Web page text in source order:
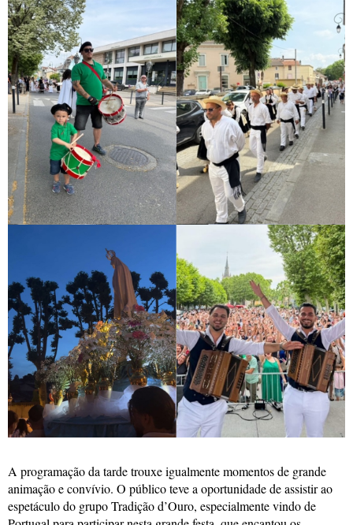
A programação da tarde trouxe igualmente momentos de grande
animação e convívio. O público teve a oportunidade de assistir ao
espetáculo do grupo Tradição d’Ouro, especialmente vindo de